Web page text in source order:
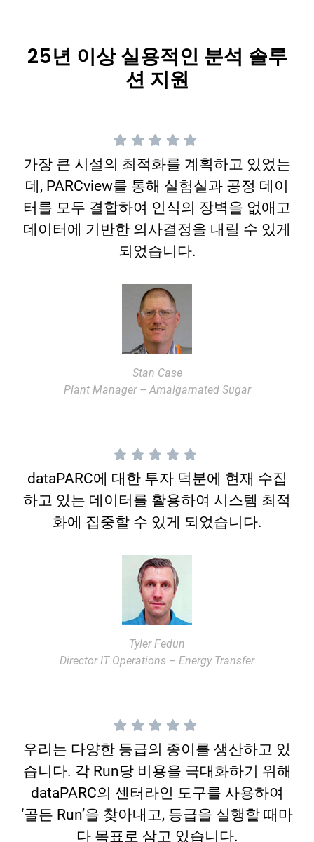
25년 이상 실용적인 분석 솔루
션 지원
가장 큰 시설의 최적화를 계획하고 있었는
데, PARCview를 통해 실험실과 공정 데이
터를 모두 결합하여 인식의 장벽을 없애고
데이터에 기반한 의사결정을 내릴 수 있게
되었습니다.
Stan Case
Plant Manager – Amalgamated Sugar
dataPARC에 대한 투자 덕분에 현재 수집
하고 있는 데이터를 활용하여 시스템 최적
화에 집중할 수 있게 되었습니다.
Tyler Fedun
Director IT Operations – Energy Transfer
우리는 다양한 등급의 종이를 생산하고 있
습니다. 각 Run당 비용을 극대화하기 위해
dataPARC의 센터라인 도구를 사용하여
‘골든 Run’을 찾아내고, 등급을 실행할 때마
다 목표로 삼고 있습니다.